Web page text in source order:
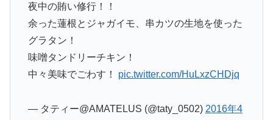
夜中の賄い修行！！
余った蓮根とジャガイモ、串カツの生地を使った
グラタン！
味噌タンドリーチキン！
中々美味でごわす！ pic.twitter.com/HuLxzCHDjq
— タティー@AMATELUS (@taty_0502) 2016年4